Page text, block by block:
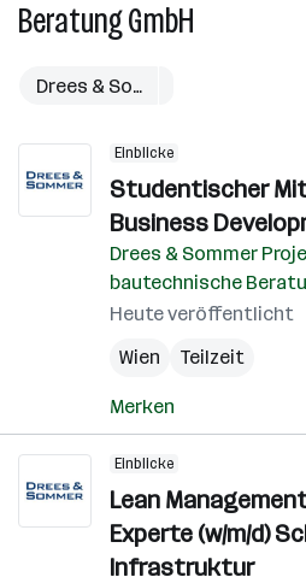
Beratung GmbH
Drees & Sommer
Einblicke
Studentischer
Business
Drees & Sommer
bautechnische
Heute veröffentlicht
Wien
Teilzeit
Merken
Einblicke
Lean
Experte (w/m/d)
Infrastruktur